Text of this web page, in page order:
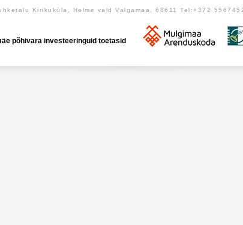
Kirikuküla, Helme vald Valgamaa, 68611 Tel:+372
põhivara investeeringuid toetasid